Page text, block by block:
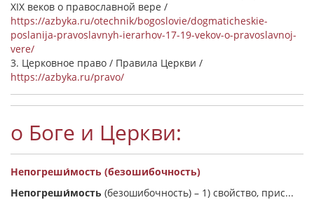
XIX веков о православной вере /
https://azbyka.ru/otechnik/bogoslovie/dogmaticheskie-
poslanija-pravoslavnyh-ierarhov-17-19-vekov-o-pravoslavnoj-
vere/
3. Церковное право / Правила Церкви /
https://azbyka.ru/pravo/
о Боге и Церкви:
Непогреши́мость (безошибочность)
Непогреши́мость (безошибочность) – 1) свойство, прис...